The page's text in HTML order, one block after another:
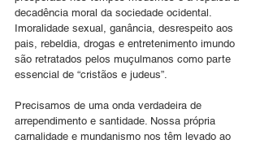
decadência moral da sociedade ocidental.
Imoralidade sexual, ganância, desrespeito aos
pais, rebeldia, drogas e entretenimento imundo
são retratados pelos muçulmanos como parte
essencial de “cristãos e judeus”.
Precisamos de uma onda verdadeira de
arrependimento e santidade. Nossa própria
carnalidade e mundanismo nos têm levado ao